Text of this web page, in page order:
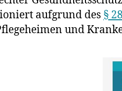
aufgrund des §
und